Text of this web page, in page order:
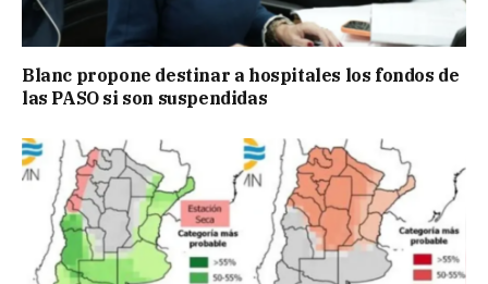
Blanc propone destinar a hospitales los fondos de
las PASO si son suspendidas